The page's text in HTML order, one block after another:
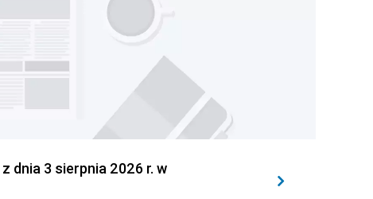
z dnia 3 sierpnia 2026 r. w